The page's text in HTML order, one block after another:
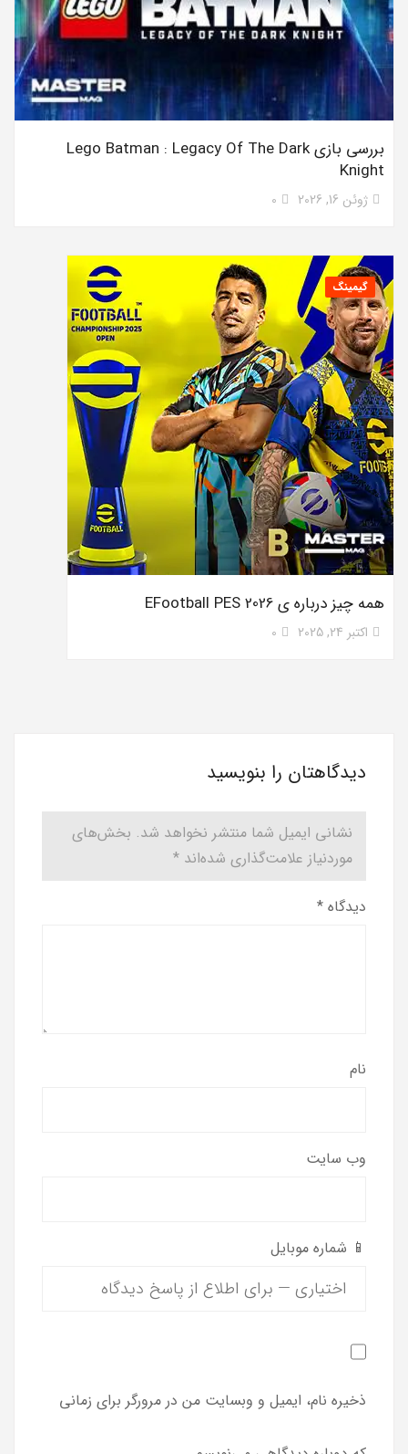
بررسی بازی Lego Batman : Legacy Of The Dark
Knight
ژوئن 16, 2026 0
گیمینگ
همه چیز درباره ی EFootball PES 2026
اکتبر 24, 2025 0
دیدگاهتان را بنویسید
نشانی ایمیل شما منتشر نخواهد شد. بخش‌های
موردنیاز علامت‌گذاری شده‌اند *
دیدگاه *
نام
وب‌ سایت
📱 شماره موبایل
ذخیره نام، ایمیل و وبسایت من در مرورگر برای زمانی